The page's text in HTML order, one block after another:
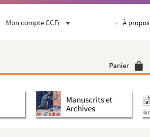
Mon compte CCFr À propos
Panier
Manuscrits et
Archives